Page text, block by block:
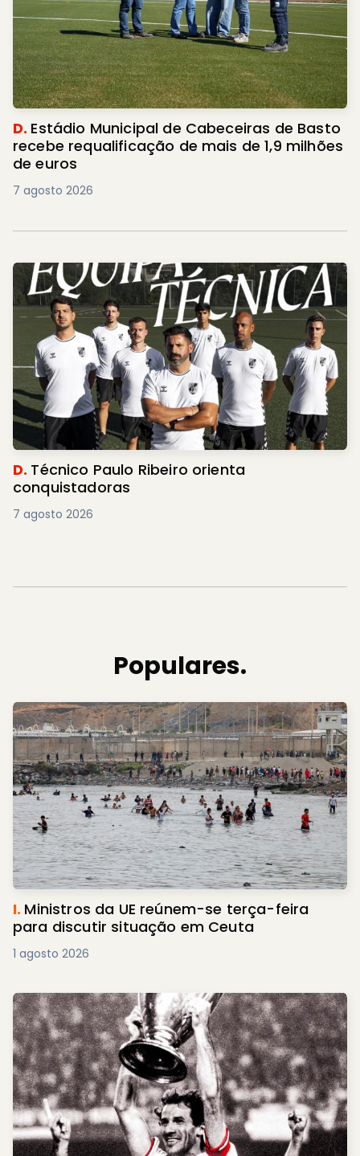
D. Estádio Municipal de Cabeceiras de Basto
recebe requalificação de mais de 1,9 milhões
de euros
7 agosto 2026
D. Técnico Paulo Ribeiro orienta
conquistadoras
7 agosto 2026
Populares.
I. Ministros da UE reúnem-se terça-feira
para discutir situação em Ceuta
1 agosto 2026